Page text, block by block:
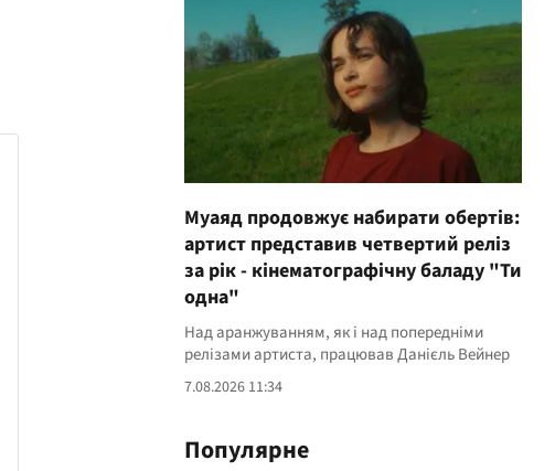
Муаяд продовжує набирати обертів:
артист представив четвертий реліз
за рік - кінематографічну баладу "Ти
одна"
Над аранжуванням, як і над попередніми
релізами артиста, працював Данієль Вейнер
7.08.2026 11:34
Популярне